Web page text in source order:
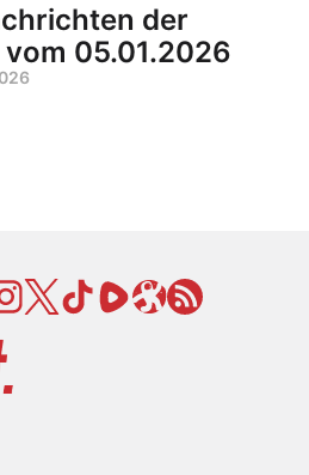
der
05.01.2026